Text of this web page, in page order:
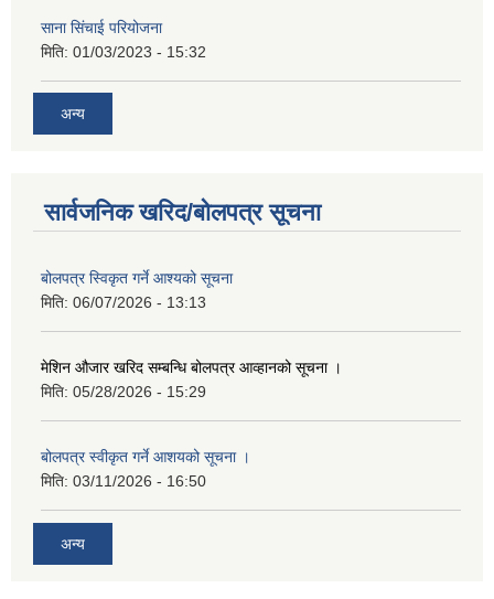
साना सिंचाई परियोजना
मिति: 01/03/2023 - 15:32
अन्य
सार्वजनिक खरिद/बोलपत्र सूचना
बोलपत्र स्विकृत गर्ने आश्यको सूचना
मिति: 06/07/2026 - 13:13
मेशिन औजार खरिद सम्बन्धि बोलपत्र आव्हानको सूचना ।
मिति: 05/28/2026 - 15:29
बोलपत्र स्वीकृत गर्ने आशयको सूचना ।
मिति: 03/11/2026 - 16:50
अन्य